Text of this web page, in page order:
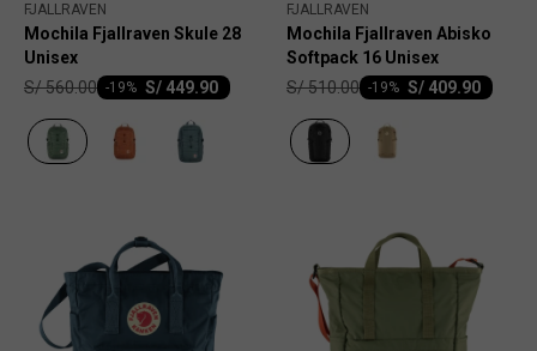
FJALLRAVEN
Mochila Fjallraven Skule 28
Unisex
S/ 449.90
-19
S/560.00
FJALLRAVEN
Mochila Fjallraven Abisko
Softpack 16 Unisex
S/ 409.90
-19
S/510.00